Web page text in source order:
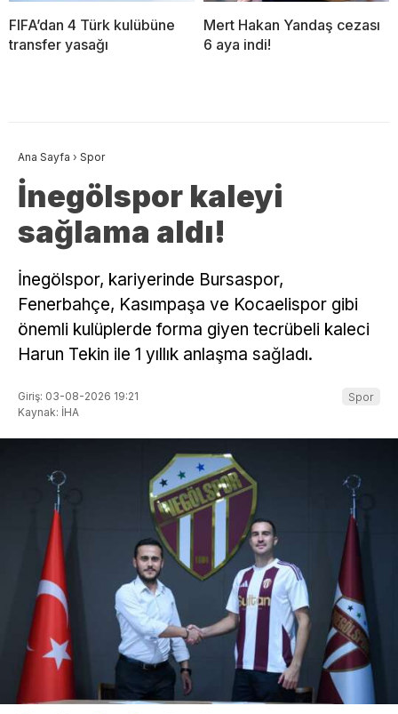
FIFA’dan 4 Türk kulübüne
transfer yasağı
Mert Hakan Yandaş cezası
6 aya indi!
Ana Sayfa › Spor
İnegölspor kaleyi
sağlama aldı!
İnegölspor, kariyerinde Bursaspor,
Fenerbahçe, Kasımpaşa ve Kocaelispor gibi
önemli kulüplerde forma giyen tecrübeli kaleci
Harun Tekin ile 1 yıllık anlaşma sağladı.
Giriş: 03-08-2026 19:21
Kaynak: İHA
Spor